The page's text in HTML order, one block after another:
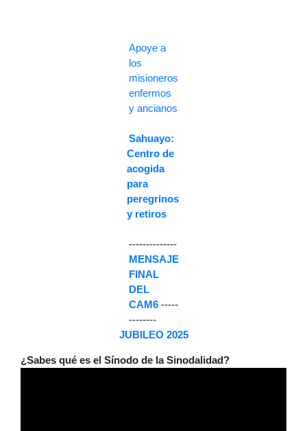
Apoye a
los
misioneros
enfermos
y ancianos
Sahuayo:
Centro de
acogida
para
peregrinos
y retiros
--------------
MENSAJE
FINAL
DEL
CAM6-----
--------
JUBILEO 2025
¿Sabes qué es el Sínodo de la Sinodalidad?